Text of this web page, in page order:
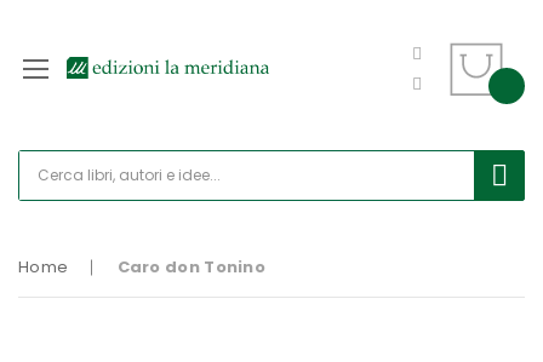
Home Caro don Tonino